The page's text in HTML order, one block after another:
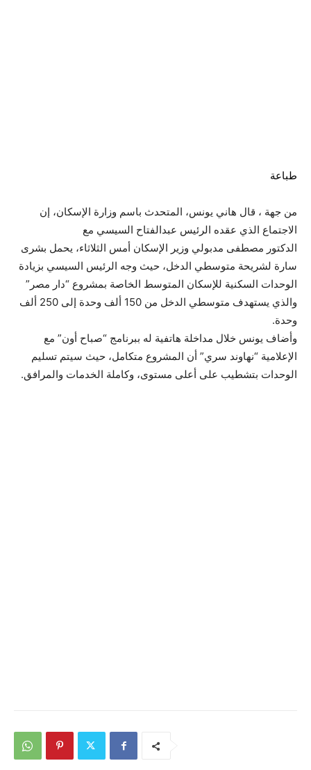
طباعة
من جهة ، قال هاني يونس، المتحدث باسم وزارة الإسكان، إن
الاجتماع الذي عقده الرئيس عبدالفتاح السيسي مع
الدكتور مصطفى مدبولي وزير الإسكان أمس الثلاثاء، يحمل بشرى
سارة لشريحة متوسطي الدخل، حيث وجه الرئيس السيسي بزيادة
الوحدات السكنية للإسكان المتوسط الخاصة بمشروع “دار مصر”
والذي يستهدف متوسطي الدخل من 150 ألف وحدة إلى 250 ألف
وحدة.
وأضاف يونس خلال مداخلة هاتفية له ببرنامج “صباح أون” مع
الإعلامية “نهاوند سري” أن المشروع متكامل، حيث سيتم تسليم
الوحدات بتشطيب على أعلى مستوى، وكاملة الخدمات والمرافق.